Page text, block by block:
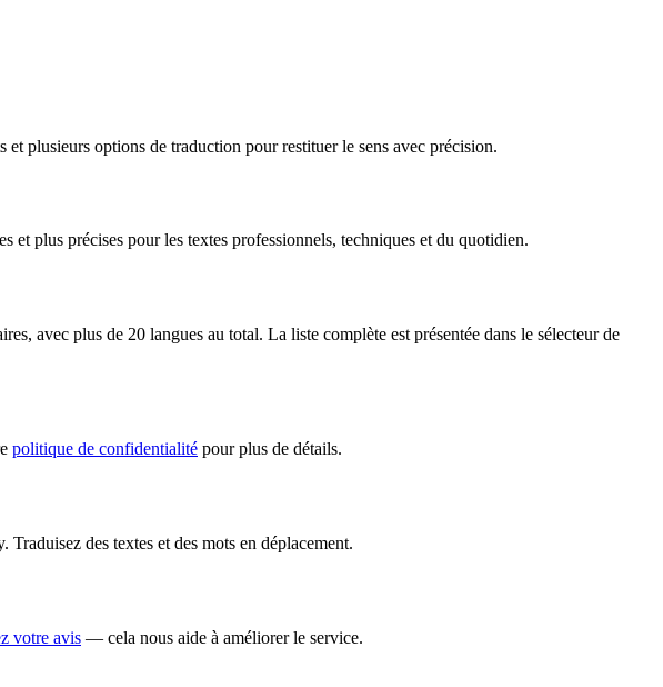
plusieurs options de traduction pour restituer le sens avec précision.
plus précises pour les textes professionnels, techniques et du quotidien.
avec plus de 20 langues au total. La liste complète est présentée dans le sélecteur de
politique de confidentialité pour plus de détails.
des textes et des mots en déplacement.
votre avis — cela nous aide à améliorer le service.